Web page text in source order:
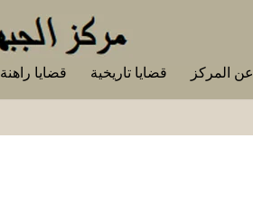
عن المركز قضايا تاريخية قضايا راهنة